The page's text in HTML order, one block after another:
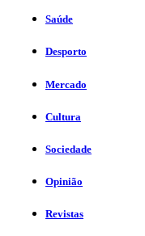
Saúde
Desporto
Mercado
Cultura
Sociedade
Opinião
Revistas